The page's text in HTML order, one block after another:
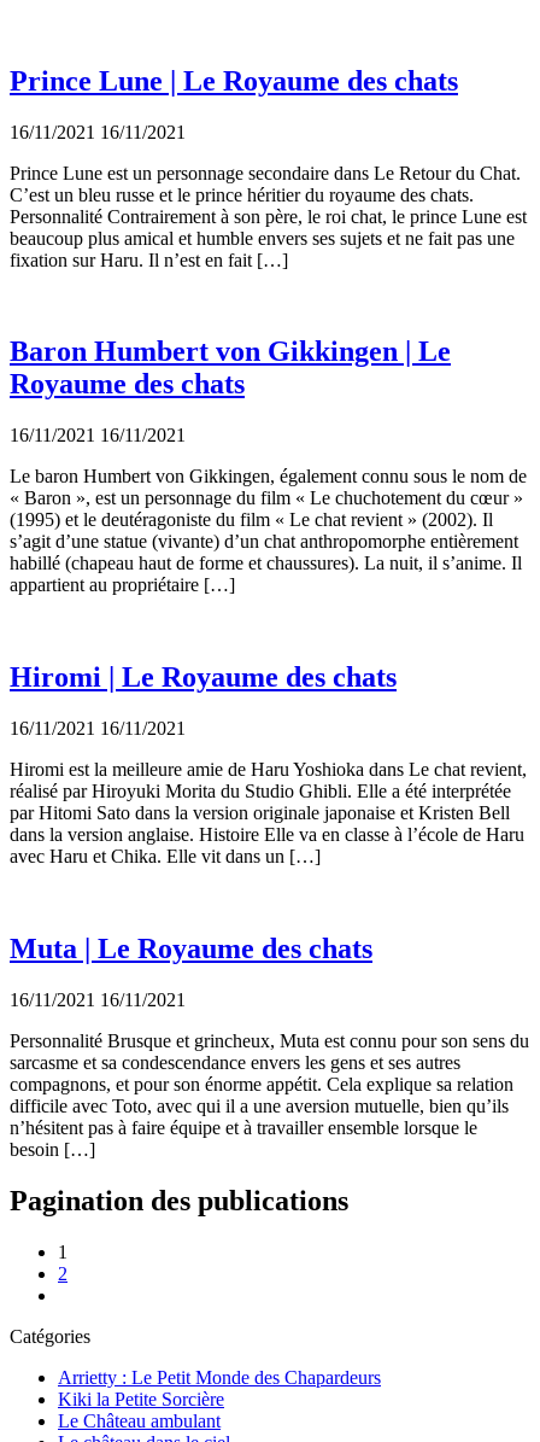
Prince Lune | Le Royaume des chats
16/11/2021 16/11/2021
Prince Lune est un personnage secondaire dans Le Retour du Chat.
C’est un bleu russe et le prince héritier du royaume des chats.
Personnalité Contrairement à son père, le roi chat, le prince Lune est
beaucoup plus amical et humble envers ses sujets et ne fait pas une
fixation sur Haru. Il n’est en fait […]
Baron Humbert von Gikkingen | Le
Royaume des chats
16/11/2021 16/11/2021
Le baron Humbert von Gikkingen, également connu sous le nom de
« Baron », est un personnage du film « Le chuchotement du cœur »
(1995) et le deutéragoniste du film « Le chat revient » (2002). Il
s’agit d’une statue (vivante) d’un chat anthropomorphe entièrement
habillé (chapeau haut de forme et chaussures). La nuit, il s’anime. Il
appartient au propriétaire […]
Hiromi | Le Royaume des chats
16/11/2021 16/11/2021
Hiromi est la meilleure amie de Haru Yoshioka dans Le chat revient,
réalisé par Hiroyuki Morita du Studio Ghibli. Elle a été interprétée
par Hitomi Sato dans la version originale japonaise et Kristen Bell
dans la version anglaise. Histoire Elle va en classe à l’école de Haru
avec Haru et Chika. Elle vit dans un […]
Muta | Le Royaume des chats
16/11/2021 16/11/2021
Personnalité Brusque et grincheux, Muta est connu pour son sens du
sarcasme et sa condescendance envers les gens et ses autres
compagnons, et pour son énorme appétit. Cela explique sa relation
difficile avec Toto, avec qui il a une aversion mutuelle, bien qu’ils
n’hésitent pas à faire équipe et à travailler ensemble lorsque le
besoin […]
Pagination des publications
1
2
Catégories
Arrietty : Le Petit Monde des Chapardeurs
Kiki la Petite Sorcière
Le Château ambulant